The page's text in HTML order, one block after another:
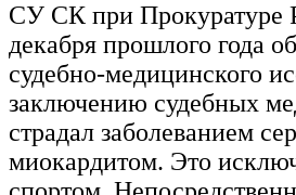
СУ СК при Прокуратуре
декабря прошлого года
судебно-медицинского
заключению судебных
страдал заболеванием
миокардитом. Это